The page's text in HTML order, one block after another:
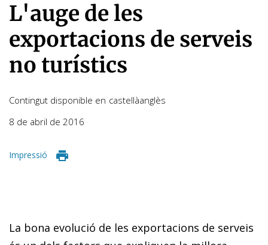
L'auge de les
exportacions de serveis
no turístics
Contingut disponible en castellàanglès
8 de abril de 2016
Impressió
La bona evolució de les exportacions de serveis